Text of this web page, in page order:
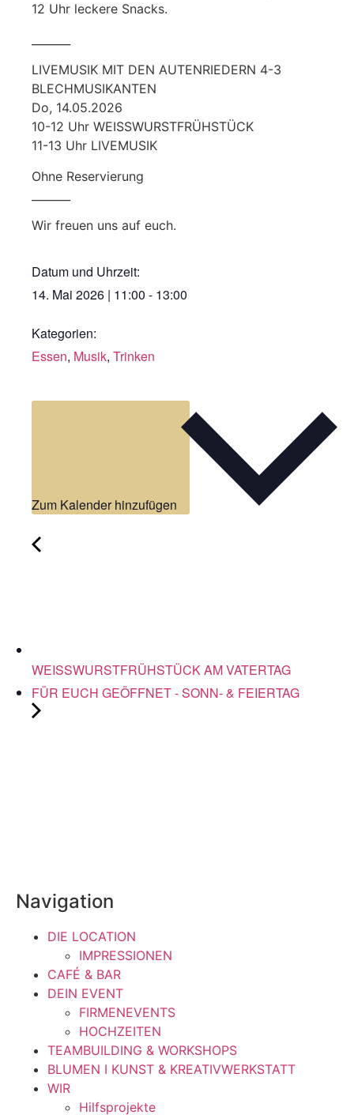
12 Uhr leckere Snacks.
LIVEMUSIK MIT DEN AUTENRIEDERN 4-3
BLECHMUSIKANTEN
Do, 14.05.2026
10-12 Uhr WEISSWURSTFRÜHSTÜCK
11-13 Uhr LIVEMUSIK
Ohne Reservierung
Wir freuen uns auf euch.
Datum und Uhrzeit:
14. Mai 2026 | 11:00 - 13:00
Kategorien:
Essen, Musik, Trinken
Zum Kalender hinzufügen
WEISSWURSTFRÜHSTÜCK AM VATERTAG
FÜR EUCH GEÖFFNET - SONN- & FEIERTAG
Navigation
DIE LOCATION
IMPRESSIONEN
CAFÉ & BAR
DEIN EVENT
FIRMENEVENTS
HOCHZEITEN
TEAMBUILDING & WORKSHOPS
BLUMEN I KUNST & KREATIVWERKSTATT
WIR
Hilfsprojekte